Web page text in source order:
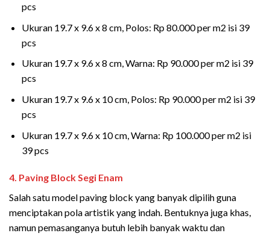
pcs
Ukuran 19.7 x 9.6 x 8 cm, Polos: Rp 80.000 per m2 isi 39
pcs
Ukuran 19.7 x 9.6 x 8 cm, Warna: Rp 90.000 per m2 isi 39
pcs
Ukuran 19.7 x 9.6 x 10 cm, Polos: Rp 90.000 per m2 isi 39
pcs
Ukuran 19.7 x 9.6 x 10 cm, Warna: Rp 100.000 per m2 isi
39 pcs
4. Paving Block Segi Enam
Salah satu model paving block yang banyak dipilih guna
menciptakan pola artistik yang indah. Bentuknya juga khas,
namun pemasanganya butuh lebih banyak waktu dan